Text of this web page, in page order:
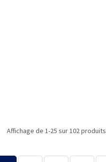
Affichage de 1-25 sur 102 produits